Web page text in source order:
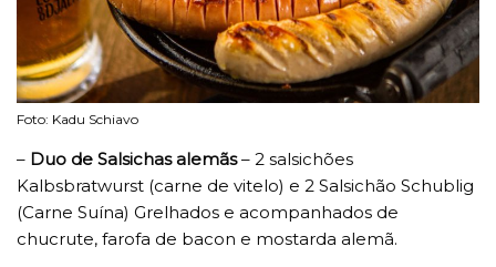
Foto: Kadu Schiavo
– Duo de Salsichas alemãs– 2 salsichões
Kalbsbratwurst (carne de vitelo) e 2 Salsichão Schublig
(Carne Suína) Grelhados e acompanhados de
chucrute, farofa de bacon e mostarda alemã.